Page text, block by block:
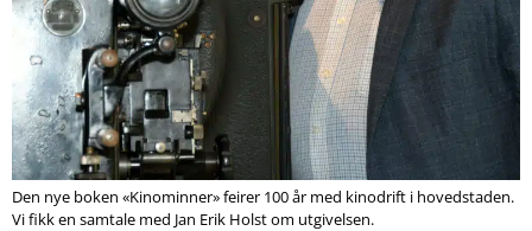
Den nye boken «Kinominner» feirer 100 år med kinodrift i hovedstaden.
Vi fikk en samtale med Jan Erik Holst om utgivelsen.